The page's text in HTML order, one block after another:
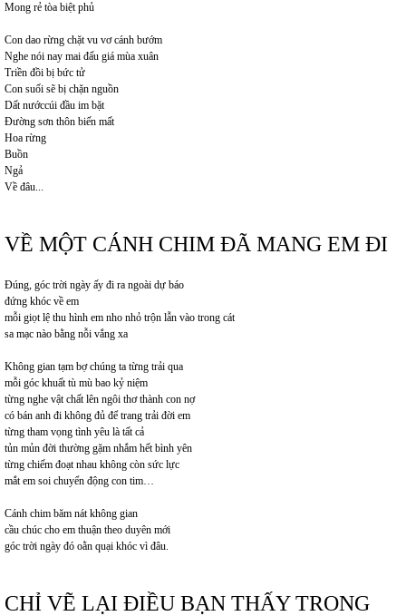
Mong rẻ tòa biệt phủ
Con dao rừng chặt vu vơ cánh bướm
Nghe nói nay mai đấu giá mùa xuân
Triền đồi bị bức tử
Con suối sẽ bị chặn nguồn
Dất nướccúi đầu im bặt
Đường sơn thôn biến mất
Hoa rừng
Buồn
Ngả
Về đâu...
VỀ MỘT CÁNH CHIM ĐÃ MANG EM ĐI
Đúng, góc trời ngày ấy đi ra ngoài dự báo
đứng khóc về em
mỗi giọt lệ thu hình em nho nhỏ trộn lẫn vào trong cát
sa mạc nào bằng nỗi vắng xa
Không gian tạm bợ chúng ta từng trải qua
mỗi góc khuất tù mù bao kỷ niệm
từng nghe vật chất lên ngôi thơ thành con nợ
có bán anh đi không đủ để trang trải đời em
từng tham vọng tình yêu là tất cả
tủn mủn đời thường gặm nhắm hết bình yên
từng chiếm đoạt nhau không còn sức lực
mắt em soi chuyển động con tim…
Cánh chim băm nát không gian
cầu chúc cho em thuận theo duyên mới
góc trời ngày đó oằn quại khóc vì đâu.
CHỈ VẼ LẠI ĐIỀU BẠN THẤY TRONG